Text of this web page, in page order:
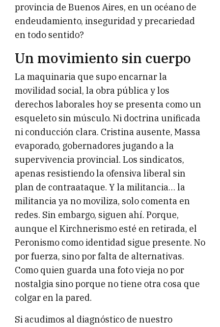
provincia de Buenos Aires, en un océano de
endeudamiento, inseguridad y precariedad
en todo sentido?
Un movimiento sin cuerpo
La maquinaria que supo encarnar la
movilidad social, la obra pública y los
derechos laborales hoy se presenta como un
esqueleto sin músculo. Ni doctrina unificada
ni conducción clara. Cristina ausente, Massa
evaporado, gobernadores jugando a la
supervivencia provincial. Los sindicatos,
apenas resistiendo la ofensiva liberal sin
plan de contraataque. Y la militancia… la
militancia ya no moviliza, solo comenta en
redes. Sin embargo, siguen ahí. Porque,
aunque el Kirchnerismo esté en retirada, el
Peronismo como identidad sigue presente. No
por fuerza, sino por falta de alternativas.
Como quien guarda una foto vieja no por
nostalgia sino porque no tiene otra cosa que
colgar en la pared.
Si acudimos al diagnóstico de nuestro